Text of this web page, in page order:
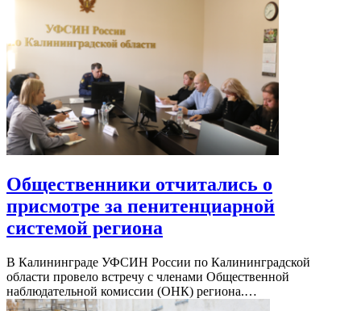
Общественники отчитались о
присмотре за пенитенциарной
системой региона
В Калининграде УФСИН России по Калининградской
области провело встречу с членами Общественной
наблюдательной комиссии (ОНК) региона.…